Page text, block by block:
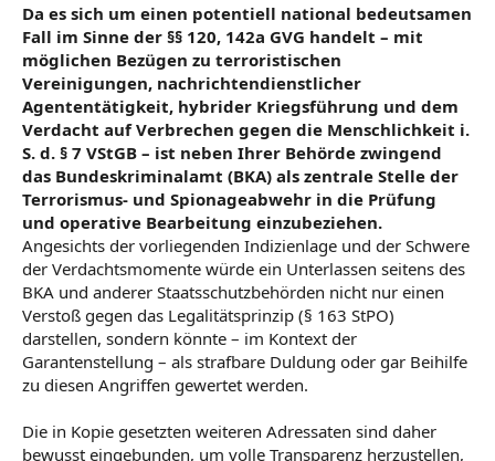
Da es sich um einen potentiell national bedeutsamen
Fall im Sinne der §§ 120, 142a GVG handelt – mit
möglichen Bezügen zu terroristischen
Vereinigungen, nachrichtendienstlicher
Agententätigkeit, hybrider Kriegsführung und dem
Verdacht auf Verbrechen gegen die Menschlichkeit i.
S. d. § 7 VStGB – ist neben Ihrer Behörde zwingend
das Bundeskriminalamt (BKA) als zentrale Stelle der
Terrorismus- und Spionageabwehr in die Prüfung
und operative Bearbeitung einzubeziehen.
Angesichts der vorliegenden Indizienlage und der Schwere
der Verdachtsmomente würde ein Unterlassen seitens des
BKA und anderer Staatsschutzbehörden nicht nur einen
Verstoß gegen das Legalitätsprinzip (§ 163 StPO)
darstellen, sondern könnte – im Kontext der
Garantenstellung – als strafbare Duldung oder gar Beihilfe
zu diesen Angriffen gewertet werden.
Die in Kopie gesetzten weiteren Adressaten sind daher
bewusst eingebunden, um volle Transparenz herzustellen,